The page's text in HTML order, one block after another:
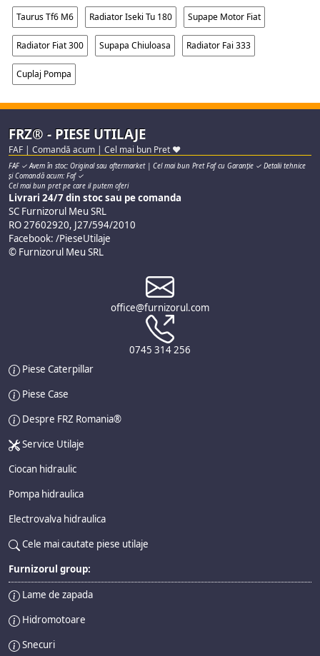
Taurus Tf6 M6 Radiator Iseki Tu 180 Supape Motor Fiat
Radiator Fiat 300 Supapa Chiuloasa Radiator Fai 333
Cuplaj Pompa
FRZ® - PIESE UTILAJE
FAF | Comandă acum | Cel mai bun Pret ♥
FAF ✓ Avem în stoc: Original sau aftermarket | Cel mai bun Pret Faf cu Garanție ✓ Detalii tehnice
și Comandă acum: Faf ✓
Cel mai bun pret pe care il putem oferi
Livrari 24/7 din stoc sau pe comanda
SC Furnizorul Meu SRL
RO 27602920, J27/594/2010
Facebook: /PieseUtilaje
© Furnizorul Meu SRL
office@furnizorul.com
0745 314 256
Piese Caterpillar
Piese Case
Despre FRZ Romania®
Service Utilaje
Ciocan hidraulic
Pompa hidraulica
Electrovalva hidraulica
Cele mai cautate piese utilaje
Furnizorul group:
Lame de zapada
Hidromotoare
Snecuri